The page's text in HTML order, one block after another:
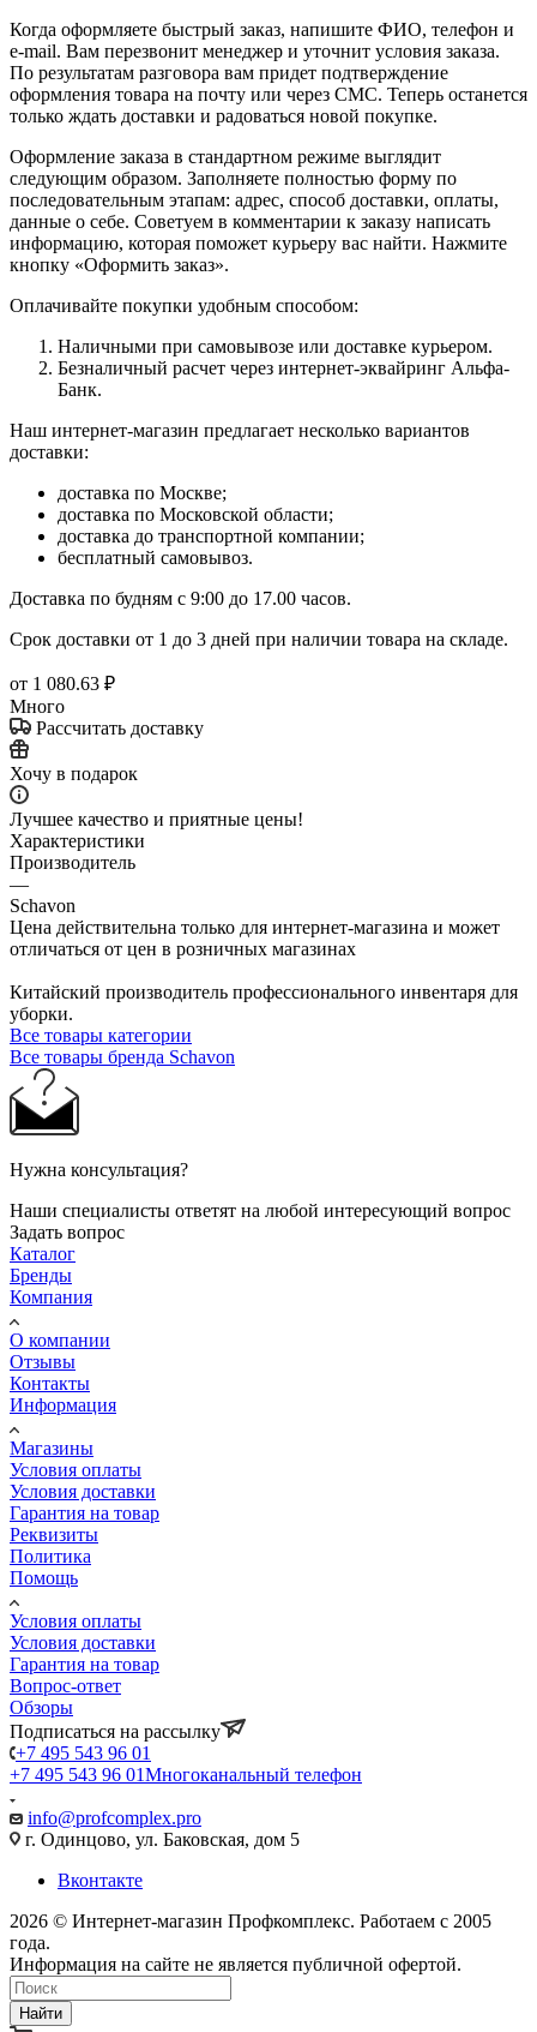
Когда оформляете быстрый заказ, напишите ФИО, телефон и
e-mail. Вам перезвонит менеджер и уточнит условия заказа.
По результатам разговора вам придет подтверждение
оформления товара на почту или через СМС. Теперь останется
только ждать доставки и радоваться новой покупке.
Оформление заказа в стандартном режиме выглядит
следующим образом. Заполняете полностью форму по
последовательным этапам: адрес, способ доставки, оплаты,
данные о себе. Советуем в комментарии к заказу написать
информацию, которая поможет курьеру вас найти. Нажмите
кнопку «Оформить заказ».
Оплачивайте покупки удобным способом:
Наличными при самовывозе или доставке курьером.
Безналичный расчет через интернет-эквайринг Альфа-
Банк.
Наш интернет-магазин предлагает несколько вариантов
доставки:
доставка по Москве;
доставка по Московской области;
доставка до транспортной компании;
бесплатный самовывоз.
Доставка по будням с 9:00 до 17.00 часов.
Срок доставки от 1 до 3 дней при наличии товара на складе.
от 1 080.63 ₽
Много
Рассчитать доставку
Хочу в подарок
Лучшее качество и приятные цены!
Характеристики
Производитель
—
Schavon
Цена действительна только для интернет-магазина и может
отличаться от цен в розничных магазинах
Китайский производитель профессионального инвентаря для
уборки.
Все товары категории
Все товары бренда Schavon
Нужна консультация?
Наши специалисты ответят на любой интересующий вопрос
Задать вопрос
Каталог
Бренды
Компания
О компании
Отзывы
Контакты
Информация
Магазины
Условия оплаты
Условия доставки
Гарантия на товар
Реквизиты
Политика
Помощь
Условия оплаты
Условия доставки
Гарантия на товар
Вопрос-ответ
Обзоры
Подписаться на рассылку
+7 495 543 96 01
+7 495 543 96 01Многоканальный телефон
info@profcomplex.pro
г. Одинцово, ул. Баковская, дом 5
Вконтакте
2026 © Интернет-магазин Профкомплекс. Работаем с 2005
года.
Информация на сайте не является публичной офертой.
Найти